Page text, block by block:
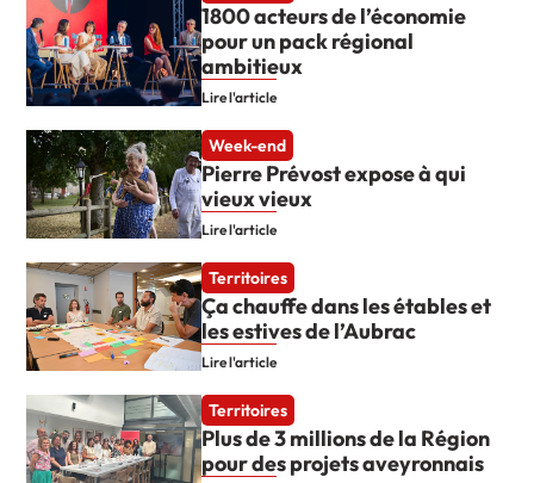
1800 acteurs de l’économie
pour un pack régional
ambitieux
Lire l'article
Week-end
Pierre Prévost expose à qui
vieux vieux
Lire l'article
Territoires
Ça chauffe dans les étables et
les estives de l’Aubrac
Lire l'article
Territoires
Plus de 3 millions de la Région
pour des projets aveyronnais